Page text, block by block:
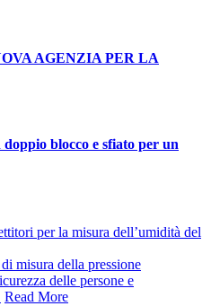
AGENZIA PER LA
blocco e sfiato per un
per la misura dell’umidità del
misura della pressione
delle persone e
Read More